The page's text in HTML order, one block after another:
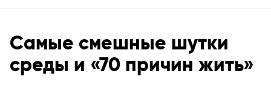
Самые смешные шутки
среды и «70 причин жить»